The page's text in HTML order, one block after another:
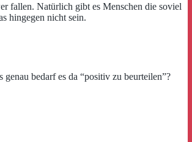
fallen. Natürlich gibt es Menschen die soviel
hingegen nicht sein.
bedarf es da “positiv zu beurteilen”?